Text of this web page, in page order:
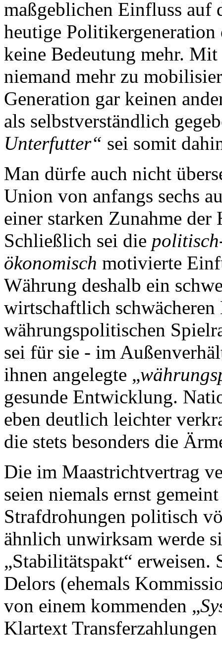
maßgeblichen Einfluss auf
heutige Politikergeneration
keine Bedeutung mehr. Mit
niemand mehr zu
Generation gar keinen
als selbstverständlich
Unterfutter“ sei somit
Man dürfe auch nicht
Union von anfangs sechs
einer starken Zunahme
Schließlich sei die
ökonomisch motivierte
Währung deshalb ein
wirtschaftlich
währungspolitischen
sei für sie - im
ihnen angelegte „
gesunde Entwicklung.
eben deutlich leichter
die stets besonders die
Die im Maastrichtvertrag
seien niemals ernst
Strafdrohungen politisch
ähnlich unwirksam werde
„Stabilitätspakt“ erweisen.
Delors (ehemals
von einem kommenden „
Klartext Transferzahlungen